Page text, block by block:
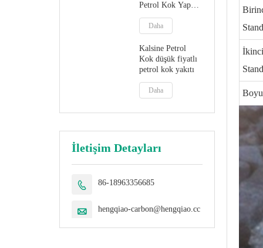
Petrol Kok Yapay
Grafit
Daha
Kalsine Petrol
Kok düşük fiyatlı
petrol kok yakıtı
Daha
İletişim Detayları
 86-18963356685
 hengqiao-carbon@hengqiao.cc
İkinci